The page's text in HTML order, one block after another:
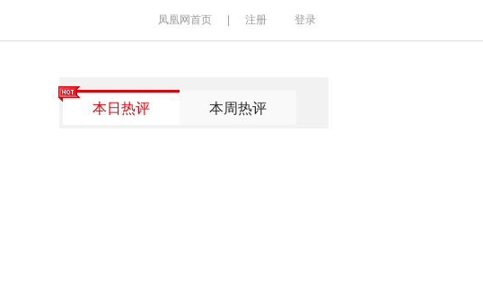
凤凰网首页 注册 登录
本日热评 本周热评